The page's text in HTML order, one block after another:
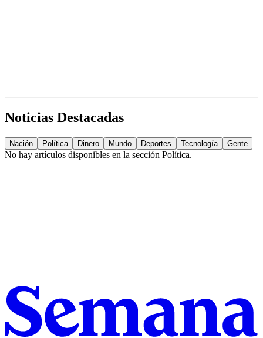
Noticias Destacadas
Nación Política Dinero Mundo Deportes Tecnología Gente
No hay artículos disponibles en la sección Política.